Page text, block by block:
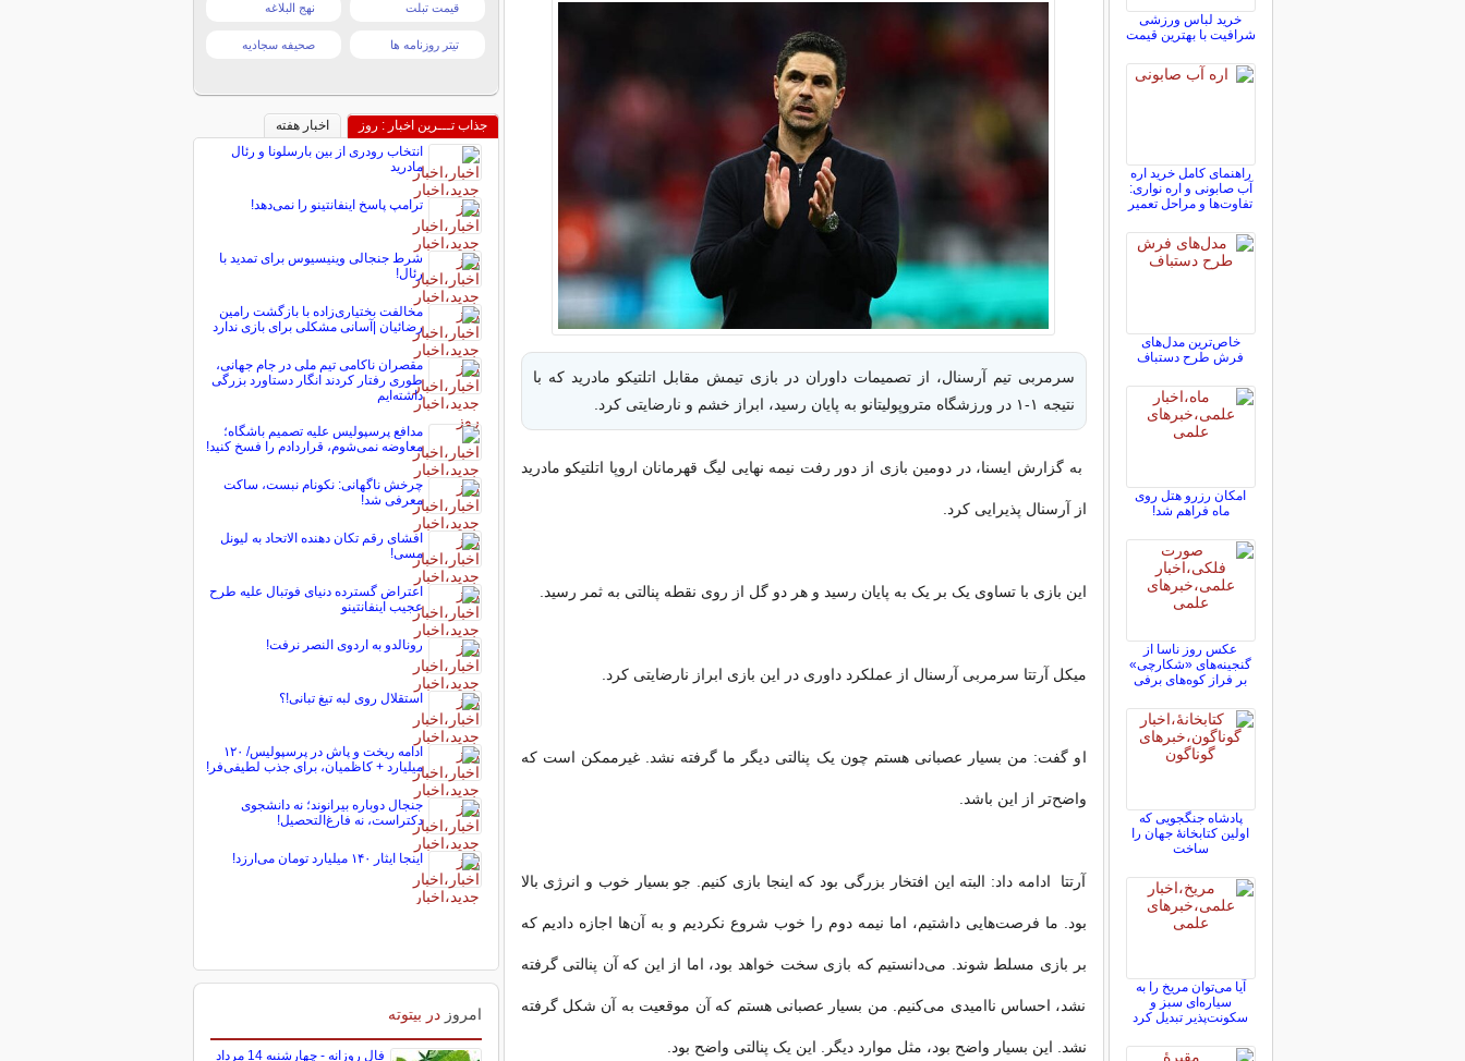
سرمربی تیم آرسنال، از تصمیمات داوران در بازی تیمش مقابل اتلتیکو مادرید که با
نتیجه ۱-۱ در ورزشگاه متروپولیتانو به پایان رسید، ابراز خشم و نارضایتی کرد.
به گزارش ایسنا، در دومین بازی از دور رفت نیمه نهایی لیگ قهرمانان اروپا اتلتیکو مادرید
از آرسنال پذیرایی کرد.
این بازی با تساوی یک بر یک به پایان رسید و هر دو گل از روی نقطه پنالتی به ثمر رسید.
میکل آرتتا سرمربی آرسنال از عملکرد داوری در این بازی ابراز نارضایتی کرد.
او گفت: من بسیار عصبانی هستم چون یک پنالتی دیگر ما گرفته نشد. غیرممکن است که
واضح‌تر از این باشد.
آرتتا ادامه داد: البته این افتخار بزرگی بود که اینجا بازی کنیم. جو بسیار خوب و انرژی بالا
بود. ما فرصت‌هایی داشتیم، اما نیمه دوم را خوب شروع نکردیم و به آن‌ها اجازه دادیم که
بر بازی مسلط شوند. می‌دانستیم که بازی سخت خواهد بود، اما از این که آن پنالتی گرفته
نشد، احساس ناامیدی می‌کنیم. من بسیار عصبانی هستم که آن موقعیت به آن شکل گرفته
نشد. این بسیار واضح بود، مثل موارد دیگر. این یک پنالتی واضح بود.
خرید لباس ورزشی
شرافیت با بهترین قیمت
راهنمای کامل خرید اره
آب صابونی و اره نواری:
تفاوت‌ها و مراحل تعمیر
خاص‌ترین مدل‌های
فرش طرح دستباف
امکان رزرو هتل روی
ماه فراهم شد!
عکس روز ناسا از
گنجینه‌های «شکارچی»
بر فراز کوه‌های برفی
پادشاه جنگجویی که
اولین کتابخانۀ جهان را
ساخت
آیا می‌توان مریخ را به
سیاره‌ای سبز و
سکونت‌پذیر تبدیل کرد
قیمت تبلت نهج البلاغه
تیتر روزنامه ها صحیفه سجادیه
جذاب تـــرین اخبار : روز
اخبار هفته
انتخاب رودری از بین بارسلونا و رئال
مادرید
ترامپ پاسخ اینفانتینو را نمی‌دهد!
شرط جنجالی وینیسیوس برای تمدید با
رئال!
مخالفت بختیاری‌زاده با بازگشت رامین
رضائیان |آسانی مشکلی برای بازی ندارد
مقصران ناکامی تیم ملی در جام جهانی،
طوری رفتار کردند انگار دستاورد بزرگی
داشته‌ایم
مدافع پرسپولیس علیه تصمیم باشگاه؛
معاوضه نمی‌شوم، قراردادم را فسخ کنید!
چرخش ناگهانی: نکونام نبست، ساکت
معرفی شد!
افشای رقم تکان دهنده الاتحاد به لیونل
مسی!
اعتراض گسترده دنیای فوتبال علیه طرح
عجیب اینفانتینو
رونالدو به اردوی النصر نرفت!
استقلال روی لبه تیغ تبانی!؟
ادامه ریخت و پاش در پرسپولیس/ ۱۲۰
میلیارد + کاظمیان، برای جذب لطیفی‌فر!
جنجال دوباره بیرانوند؛ نه دانشجوی
دکتراست، نه فارغ‌التحصیل!
اینجا ایثار ۱۴۰‌ میلیارد تومان می‌ارزد!
امروز در بیتوته
فال روزانه - چهارشنبه 14 مرداد